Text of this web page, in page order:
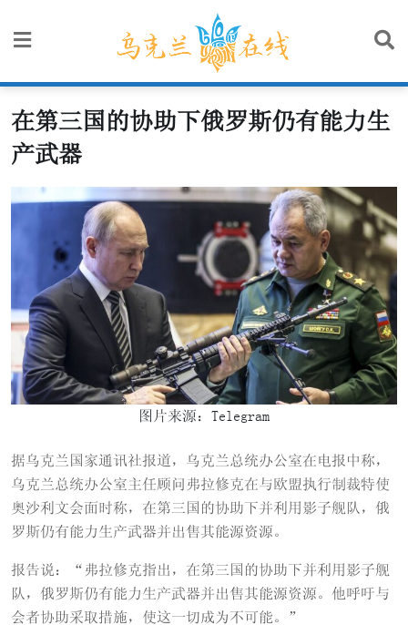
在第三国的协助下俄罗斯仍有能力生
产武器
图片来源：Telegram
据乌克兰国家通讯社报道，乌克兰总统办公室在电报中称，
乌克兰总统办公室主任顾问弗拉修克在与欧盟执行制裁特使
奥沙利文会面时称，在第三国的协助下并利用影子舰队，俄
罗斯仍有能力生产武器并出售其能源资源。
报告说：“弗拉修克指出，在第三国的协助下并利用影子舰
队，俄罗斯仍有能力生产武器并出售其能源资源。他呼吁与
会者协助采取措施，使这一切成为不可能。”